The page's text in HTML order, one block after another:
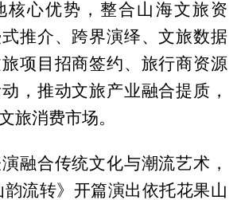
核心优势，整合山海文旅资
推介、跨界演绎、文旅数据
项目招商签约、旅行商资源
，推动文旅产业融合提质，
旅消费市场。
融合传统文化与潮流艺术，
韵流转》开篇演出依托花果山